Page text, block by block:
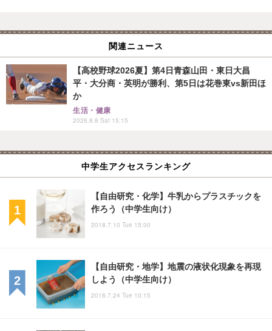
関連ニュース
【高校野球2026夏】第4日青森山田・東日大昌
平・大分商・英明が勝利、第5日は花巻東vs新田ほ
か
生活・健康
2026.8.8 Sat 15:15
中学生アクセスランキング
【自由研究・化学】牛乳からプラスチックを
作ろう（中学生向け）
2018.7.10 Tue 15:00
【自由研究・地学】地震の液状化現象を再現
しよう（中学生向け）
2018.7.24 Tue 10:15